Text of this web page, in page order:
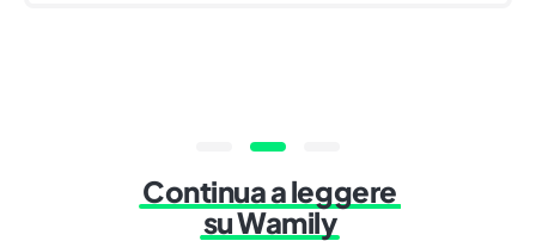
Continua a leggere
su Wamily